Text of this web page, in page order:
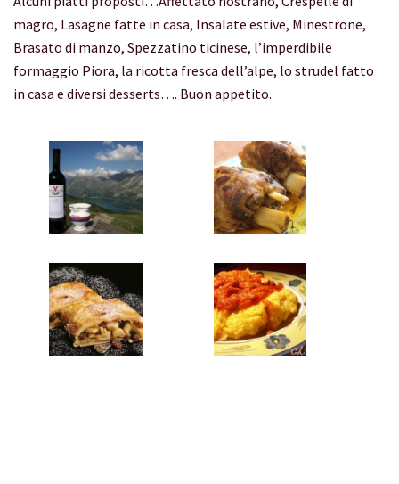
magro, Lasagne fatte in casa, Insalate estive, Minestrone,
Brasato di manzo, Spezzatino ticinese, l’imperdibile
formaggio Piora, la ricotta fresca dell’alpe, lo strudel fatto
in casa e diversi desserts…. Buon appetito.